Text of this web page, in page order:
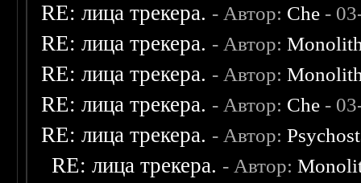
RE: лица трекера. - Автор: Che -
RE: лица трекера. - Автор:
RE: лица трекера. - Автор:
RE: лица трекера. - Автор: Che -
RE: лица трекера. - Автор:
RE: лица трекера. - Автор: